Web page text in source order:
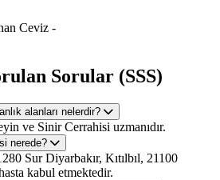
Ceviz -
Sorular (SSS)
alanları nelerdir?
ve Sinir Cerrahisi uzmanıdır.
nerede?
Sur Diyarbakır, Kıtılbıl, 21100
kabul etmektedir.